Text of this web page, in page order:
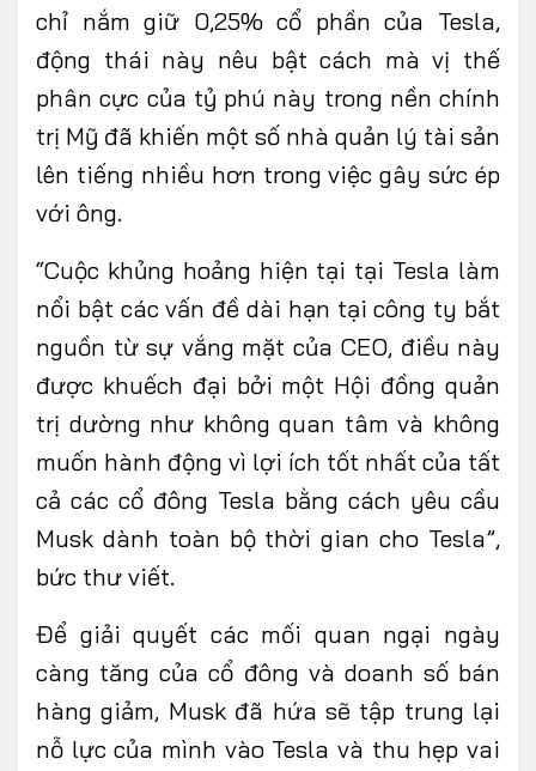
chỉ nắm giữ 0,25% cổ phần của Tesla,
động thái này nêu bật cách mà vị thế
phân cực của tỷ phú này trong nền chính
trị Mỹ đã khiến một số nhà quản lý tài sản
lên tiếng nhiều hơn trong việc gây sức ép
với ông.
“Cuộc khủng hoảng hiện tại tại Tesla làm
nổi bật các vấn đề dài hạn tại công ty bắt
nguồn từ sự vắng mặt của CEO, điều này
được khuếch đại bởi một Hội đồng quản
trị dường như không quan tâm và không
muốn hành động vì lợi ích tốt nhất của tất
cả các cổ đông Tesla bằng cách yêu cầu
Musk dành toàn bộ thời gian cho Tesla”,
bức thư viết.
Để giải quyết các mối quan ngại ngày
càng tăng của cổ đông và doanh số bán
hàng giảm, Musk đã hứa sẽ tập trung lại
nỗ lực của mình vào Tesla và thu hẹp vai